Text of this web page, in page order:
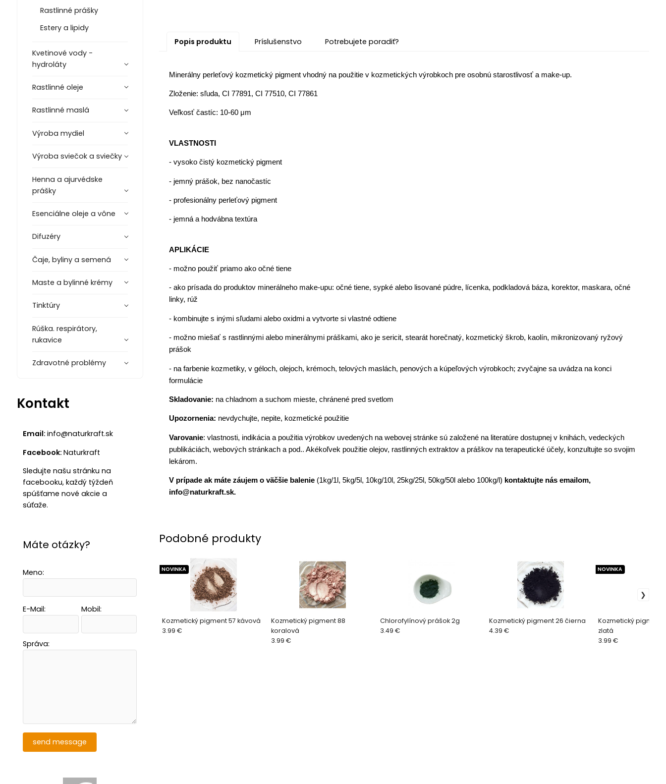
Rastlinné prášky
Estery a lipidy
Kvetinové vody -
hydroláty
Rastlinné oleje
Rastlinné maslá
Výroba mydiel
Výroba sviečok a sviečky
Henna a ajurvédske
prášky
Esenciálne oleje a vône
Difuzéry
Čaje, byliny a semená
Maste a bylinné krémy
Tinktúry
Rúška. respirátory,
rukavice
Zdravotné problémy
Kontakt
Email:info@naturkraft.sk
Facebook:Naturkraft
Sledujte našu stránku na
facebooku, každý týždeň
spúšťame nové akcie a
súťaže.
Máte otázky?
Meno:
E-Mail: Mobil:
Správa:
Popis produktu Príslušenstvo Potrebujete poradiť?
Minerálny perleťový kozmetický pigment vhodný na použitie v kozmetických výrobkoch pre osobnú starostlivosť a make-up.
Zloženie: sľuda, CI 77891, CI 77510, CI 77861
Veľkosť častíc: 10-60 μm
VLASTNOSTI
- vysoko čistý kozmetický pigment
- jemný prášok, bez nanočastíc
- profesionálny perleťový pigment
- jemná a hodvábna textúra
APLIKÁCIE
- možno použiť priamo ako očné tiene
- ako prísada do produktov minerálneho make-upu: očné tiene, sypké alebo lisované púdre, lícenka, podkladová báza, korektor, maskara, očné
linky, rúž
- kombinujte s inými sľudami alebo oxidmi a vytvorte si vlastné odtiene
- možno miešať s rastlinnými alebo minerálnymi práškami, ako je sericit, stearát horečnatý, kozmetický škrob, kaolín, mikronizovaný ryžový
prášok
- na farbenie kozmetiky, v géloch, olejoch, krémoch, telových maslách, penových a kúpeľových výrobkoch; zvyčajne sa uvádza na konci
formulácie
Skladovanie: na chladnom a suchom mieste, chránené pred svetlom
Upozornenia: nevdychujte, nepite, kozmetické použitie
Varovanie: vlastnosti, indikácia a použitia výrobkov uvedených na webovej stránke sú založené na literatúre dostupnej v knihách, vedeckých
publikáciách, webových stránkach a pod.. Akékoľvek použitie olejov, rastlinných extraktov a práškov na terapeutické účely, konzultujte so svojim
lekárom.
V prípade ak máte záujem o väčšie balenie(1kg/1l, 5kg/5l, 10kg/10l, 25kg/25l, 50kg/50l alebo 100kg/l) kontaktujte nás emailom,
info@naturkraft.sk.
Podobné produkty
Kozmetický pigment 57 kávová
NOVINKA
3.99 €
Kozmetický pigment 88
koralová
3.99 €
Chlorofylínový prášok 2g
3.49 €
Kozmetický pigment 26 čierna
4.39 €
Kozmetický pigment
zlatá
NOVINKA
3.99 €